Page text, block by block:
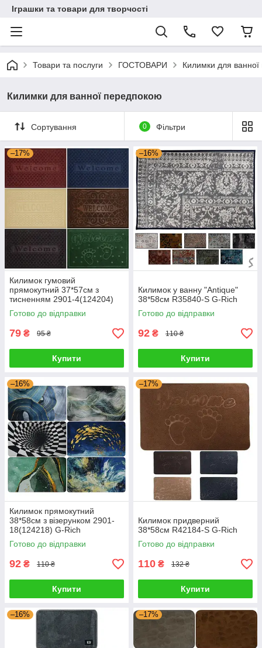
Іграшки та товари для творчості
Товари та послуги ГОСТОВАРИ Килимки для
Килимки для ванної передпокою
Сортування 0 Фільтри
–17%
Килимок гумовий
прямокутний 37*57см з
тисненням 2901-4(124204)
G-Rich
Готово до відправки
79 ₴ 95 ₴
Купити
–16%
Килимок у ванну "Antique"
38*58см R35840-S G-Rich
Готово до відправки
92 ₴ 110 ₴
Купити
–16%
Килимок прямокутний
38*58см з візерунком 2901-
18(124218) G-Rich
Готово до відправки
92 ₴ 110 ₴
Купити
–17%
Килимок придверний
38*58см R42184-S G-Rich
Готово до відправки
110 ₴ 132 ₴
Купити
–16% –17%